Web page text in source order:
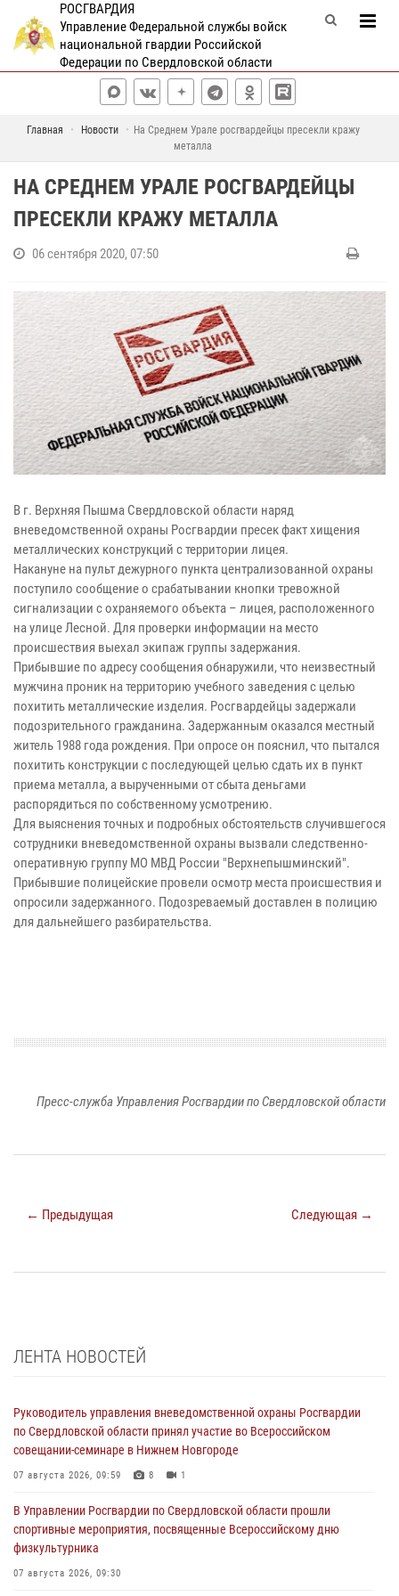
РОСГВАРДИЯ
Управление Федеральной службы войск
национальной гвардии Российской
Федерации по Свердловской области
Главная Новости
На Среднем Урале росгвардейцы пресекли кражу
металла
НА СРЕДНЕМ УРАЛЕ РОСГВАРДЕЙЦЫ
ПРЕСЕКЛИ КРАЖУ МЕТАЛЛА
06 сентября 2020, 07:50
В г. Верхняя Пышма Свердловской области наряд
вневедомственной охраны Росгвардии пресек факт хищения
металлических конструкций с территории лицея.
Накануне на пульт дежурного пункта централизованной охраны
поступило сообщение о срабатывании кнопки тревожной
сигнализации с охраняемого объекта – лицея, расположенного
на улице Лесной. Для проверки информации на место
происшествия выехал экипаж группы задержания.
Прибывшие по адресу сообщения обнаружили, что неизвестный
мужчина проник на территорию учебного заведения с целью
похитить металлические изделия. Росгвардейцы задержали
подозрительного гражданина. Задержанным оказался местный
житель 1988 года рождения. При опросе он пояснил, что пытался
похитить конструкции с последующей целью сдать их в пункт
приема металла, а вырученными от сбыта деньгами
распорядиться по собственному усмотрению.
Для выяснения точных и подробных обстоятельств случившегося
сотрудники вневедомственной охраны вызвали следственно-
оперативную группу МО МВД России "Верхнепышминский".
Прибывшие полицейские провели осмотр места происшествия и
опросили задержанного. Подозреваемый доставлен в полицию
для дальнейшего разбирательства.
Пресс-служба Управления Росгвардии по Свердловской области
← Предыдущая Следующая →
ЛЕНТА НОВОСТЕЙ
Руководитель управления вневедомственной охраны Росгвардии
по Свердловской области принял участие во Всероссийском
совещании-семинаре в Нижнем Новгороде
07 августа 2026, 09:59 8 1
В Управлении Росгвардии по Свердловской области прошли
спортивные мероприятия, посвященные Всероссийскому дню
физкультурника
07 августа 2026, 09:30